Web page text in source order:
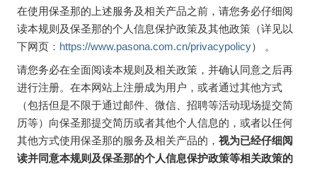
在使用保圣那的上述服务及相关产品之前，请您务必仔细阅
读本规则及保圣那的个人信息保护政策及其他政策（详见以
下网页 ：https://www.pasona.com.cn/privacypolicy） 。
请您务必在全面阅读本规则及相关政策，并确认同意之后再
进行注册。在本网站上注册成为用户，或者通过其他方式
（包括但是不限于通过邮件、微信、招聘等活动现场提交简
历等）向保圣那提交简历或者其他个人信息的，或者以任何
其他方式使用保圣那的服务及相关产品的， 视为已经仔细阅
读并同意本规则及保圣那的个人信息保护政策等相关政策的